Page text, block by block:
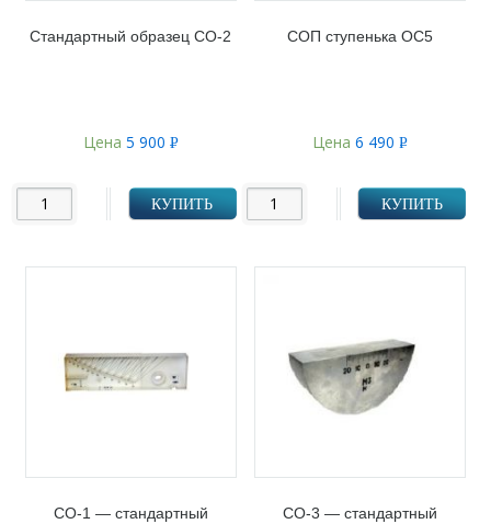
Стандартный образец СО-2
Цена 5 900 Р
КУПИТЬ
СОП ступенька ОС5
Цена6 490Р
КУПИТЬ
СО-1 — стандартный
СО-3 — стандартный